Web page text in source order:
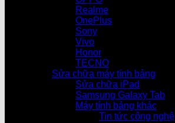
Realme
OnePlus
Sony
Vivo
Honor
TECNO
Sửa chữa máy tính bảng
Sửa chữa iPad
Samsung Galaxy Tab
Máy tính bảng khác
Tin tức công nghệ